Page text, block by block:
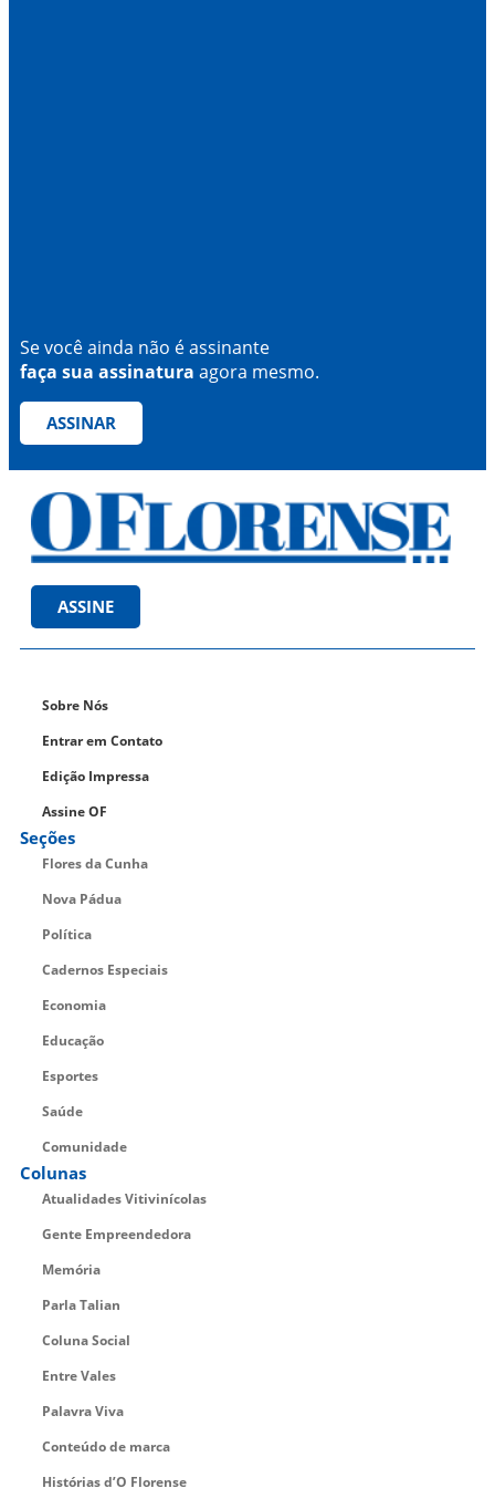
Se você ainda não é assinante
faça sua assinatura agora mesmo.
ASSINAR
ASSINE
Sobre Nós
Entrar em Contato
Edição Impressa
Assine OF
Seções
Flores da Cunha
Nova Pádua
Política
Cadernos Especiais
Economia
Educação
Esportes
Saúde
Comunidade
Colunas
Atualidades Vitivinícolas
Gente Empreendedora
Memória
Parla Talian
Coluna Social
Entre Vales
Palavra Viva
Conteúdo de marca
Histórias d’O Florense